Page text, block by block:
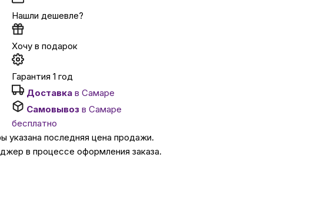
LEGO
питомцев
и безопасность
аксессуары
Apple в Самаре
Нашли дешевле?
Хочу в подарок
Гарантия 1 год
Доставка в Самаре
Самовывоз в Самаре
бесплатно
указана последняя цена продажи.
в процессе оформления заказа.